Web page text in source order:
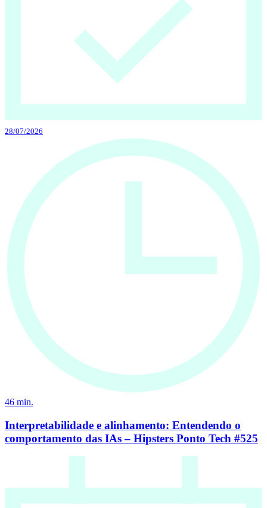
28/07/2026
46 min.
Interpretabilidade e alinhamento: Entendendo o
comportamento das IAs – Hipsters Ponto Tech #525